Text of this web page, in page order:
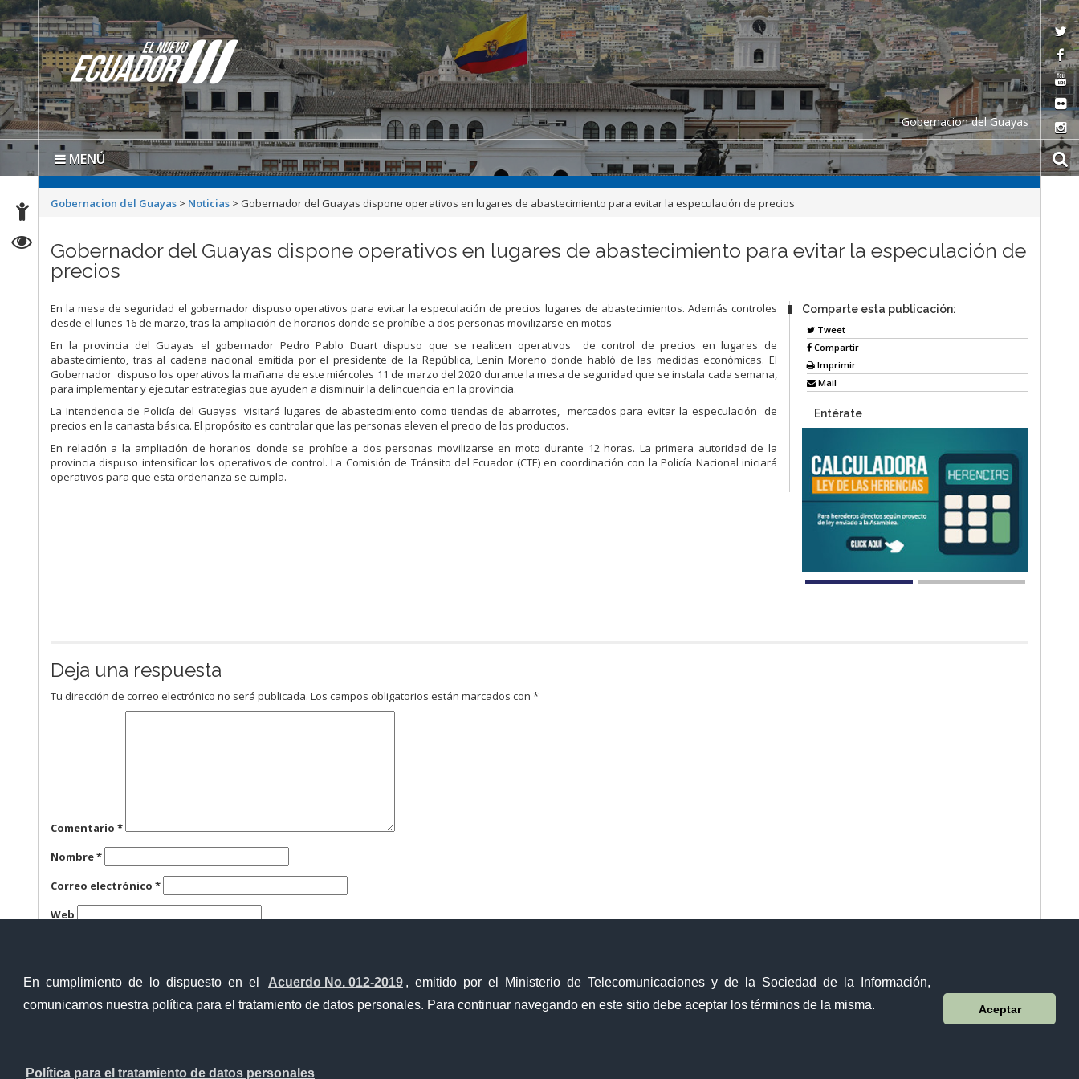
En cumplimiento de lo dispuesto en el Acuerdo No. 012-2019 , emitido por el Ministerio de Telecomunicaciones y de la Sociedad de la Información,
comunicamos nuestra política para el tratamiento de datos personales. Para continuar navegando en este sitio debe aceptar los términos de la misma.
Política para el tratamiento de datos personales
Aceptar
Gobernacion del Guayas
MENÚ
Gobernacion del Guayas > Noticias > Gobernador del Guayas dispone operativos en lugares de abastecimiento para evitar la especulación de precios
Gobernador del Guayas dispone operativos en lugares de abastecimiento para evitar la especulación de
precios
En la mesa de seguridad el gobernador dispuso operativos para evitar la especulación de precios lugares de abastecimientos. Además controles
desde el lunes 16 de marzo, tras la ampliación de horarios donde se prohíbe a dos personas movilizarse en motos
En la provincia del Guayas el gobernador Pedro Pablo Duart dispuso que se realicen operativos de control de precios en lugares de
abastecimiento, tras al cadena nacional emitida por el presidente de la República, Lenín Moreno donde habló de las medidas económicas. El
Gobernador dispuso los operativos la mañana de este miércoles 11 de marzo del 2020 durante la mesa de seguridad que se instala cada semana,
para implementar y ejecutar estrategias que ayuden a disminuir la delincuencia en la provincia.
La Intendencia de Policía del Guayas visitará lugares de abastecimiento como tiendas de abarrotes, mercados para evitar la especulación de
precios en la canasta básica. El propósito es controlar que las personas eleven el precio de los productos.
En relación a la ampliación de horarios donde se prohíbe a dos personas movilizarse en moto durante 12 horas. La primera autoridad de la
provincia dispuso intensificar los operativos de control. La Comisión de Tránsito del Ecuador (CTE) en coordinación con la Policía Nacional iniciará
operativos para que esta ordenanza se cumpla.
Comparte esta publicación:
Tweet
Compartir
Imprimir
Mail
Entérate
Deja una respuesta
Tu dirección de correo electrónico no será publicada. Los campos obligatorios están marcados con*
Comentario*
Nombre*
Correo electrónico*
Web
Contacto ciudadano